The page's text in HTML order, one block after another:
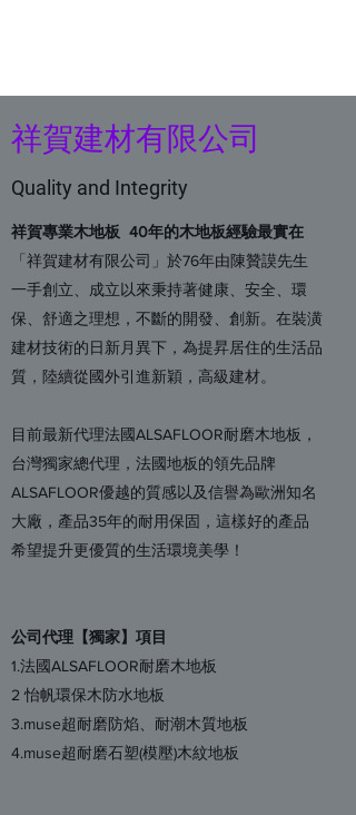
祥賀建材有限公司
Quality and Integrity
祥賀專業木地板 40年的木地板經驗最實在
「祥賀建材有限公司」於76年由陳贊謨先生
一手創立、成立以來秉持著健康、安全、環
保、舒適之理想，不斷的開發、創新。在裝潢
建材技術的日新月異下，為提昇居住的生活品
質，陸續從國外引進新穎，高級建材。
目前最新代理法國ALSAFLOOR耐磨木地板，
台灣獨家總代理，法國地板的領先品牌
ALSAFLOOR優越的質感以及信譽為歐洲知名
大廠，產品35年的耐用保固，這樣好的產品
希望提升更優質的生活環境美學！
公司代理【獨家】項目
1.法國ALSAFLOOR耐磨木地板
2 怡帆環保木防水地板
3.muse超耐磨防焰、耐潮木質地板
4.muse超耐磨石塑(模壓)木紋地板